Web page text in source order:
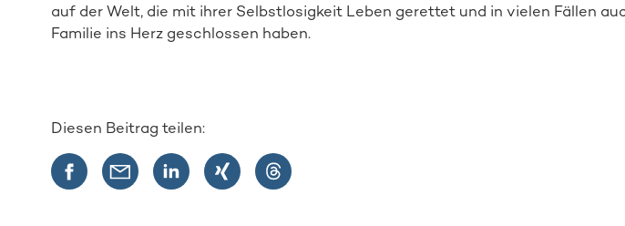
auf der Welt, die mit ihrer Selbstlosigkeit Leben gerettet und in vielen Fällen
Familie ins Herz geschlossen haben.
Diesen Beitrag teilen: